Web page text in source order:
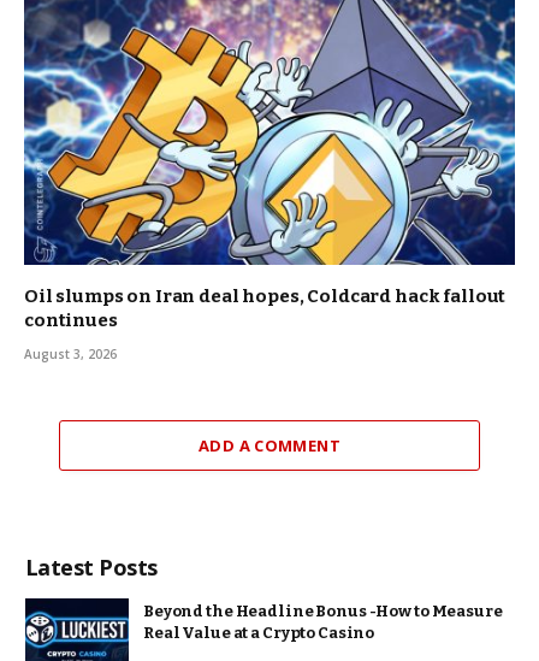
Oil slumps on Iran deal hopes, Coldcard hack fallout
continues
August 3, 2026
ADD A COMMENT
Latest Posts
Beyond the Headline Bonus -How to Measure
Real Value at a Crypto Casino